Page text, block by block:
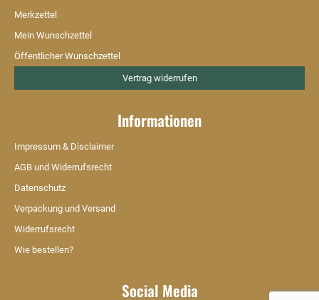
Merkzettel
Mein Wunschzettel
Öffentlicher Wunschzettel
Vertrag widerrufen
Informationen
Impressum & Disclaimer
AGB und Widerrufsrecht
Datenschutz
Verpackung und Versand
Widerrufsrecht
Wie bestellen?
Social Media